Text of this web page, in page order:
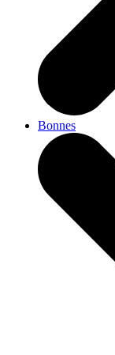
Bonnes